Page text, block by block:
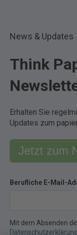
News & Updates
Think
Erhalten Sie
Updates zum
Jetzt zum
Berufliche E-Mail-
Mit dem Absenden
Datenschutzerklärung